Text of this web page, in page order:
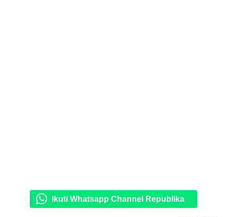
Ikuti Whatsapp Channel Republika